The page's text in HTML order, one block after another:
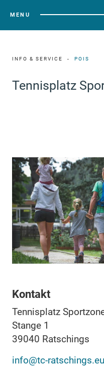
MENU
INFO & SERVICE POIS
Tennisplatz
Kontakt
Tennisplatz
Stange 1
39040 Ratschings
info@tc-ratschings.eu